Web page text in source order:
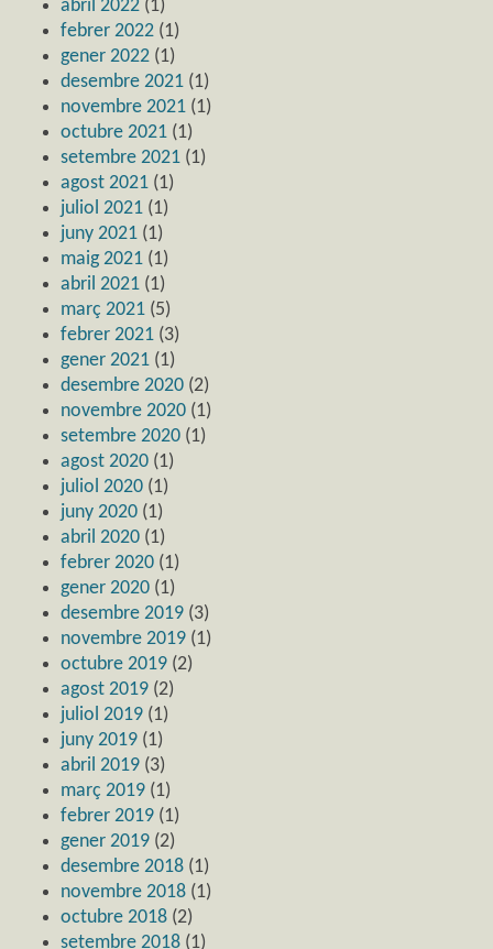
abril 2022 (1)
febrer 2022 (1)
gener 2022 (1)
desembre 2021 (1)
novembre 2021 (1)
octubre 2021 (1)
setembre 2021 (1)
agost 2021 (1)
juliol 2021 (1)
juny 2021 (1)
maig 2021 (1)
abril 2021 (1)
març 2021 (5)
febrer 2021 (3)
gener 2021 (1)
desembre 2020 (2)
novembre 2020 (1)
setembre 2020 (1)
agost 2020 (1)
juliol 2020 (1)
juny 2020 (1)
abril 2020 (1)
febrer 2020 (1)
gener 2020 (1)
desembre 2019 (3)
novembre 2019 (1)
octubre 2019 (2)
agost 2019 (2)
juliol 2019 (1)
juny 2019 (1)
abril 2019 (3)
març 2019 (1)
febrer 2019 (1)
gener 2019 (2)
desembre 2018 (1)
novembre 2018 (1)
octubre 2018 (2)
setembre 2018 (1)